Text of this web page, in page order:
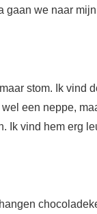
we naar
stom. Ik
een neppe,
Ik vind hem erg